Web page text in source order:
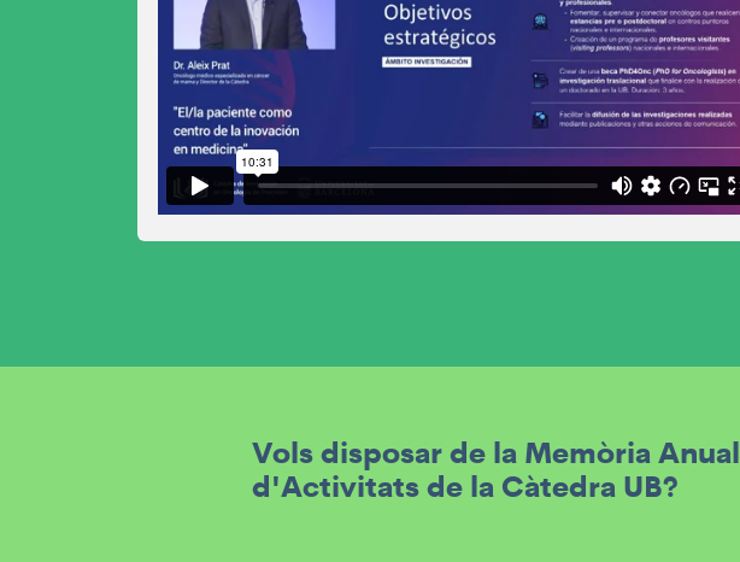
Vols disposar de la Memòria Anual
d'Activitats de la Càtedra UB?